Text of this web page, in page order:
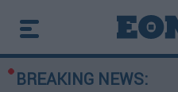
BREAKING NEWS: